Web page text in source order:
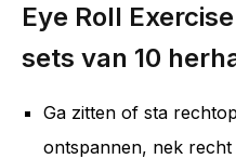
Eye Roll
sets van 10
Ga zitten of sta
ontspannen, nek